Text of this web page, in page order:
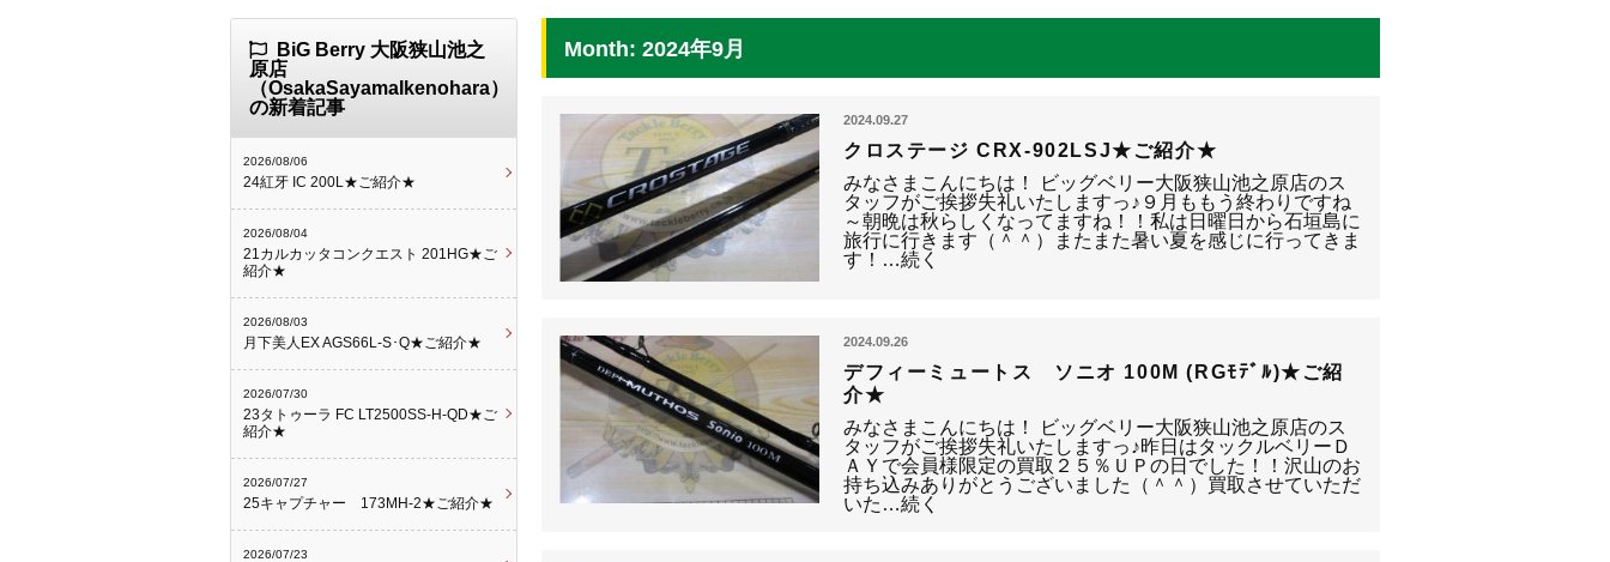
Month: 2024年9月
2024.09.27
クロステージ CRX-902LSJ★ご紹介★
みなさまこんにちは！ ビッグベリー大阪狭山池之原店のス
タッフがご挨拶失礼いたしますっ♪９月ももう終わりですね
～朝晩は秋らしくなってますね！！私は日曜日から石垣島に
旅行に行きます（＾＾）またまた暑い夏を感じに行ってきま
す！…続く
2024.09.26
デフィーミュートス ソニオ 100M (RGﾓﾃﾞﾙ)★ご紹
介★
みなさまこんにちは！ ビッグベリー大阪狭山池之原店のス
タッフがご挨拶失礼いたしますっ♪昨日はタックルベリーＤ
ＡＹで会員様限定の買取２５％ＵＰの日でした！！沢山のお
持ち込みありがとうございました（＾＾）買取させていただ
いた…続く
BiG Berry 大阪狭山池之
原店
（OsakaSayamaIkenohara）
の新着記事
2026/08/06
24紅牙 IC 200L★ご紹介★
2026/08/04
21カルカッタコンクエスト 201HG★ご
紹介★
2026/08/03
月下美人EX AGS66L-S･Q★ご紹介★
2026/07/30
23タトゥーラ FC LT2500SS-H-QD★ご
紹介★
2026/07/27
25キャプチャー 173MH-2★ご紹介★
2026/07/23